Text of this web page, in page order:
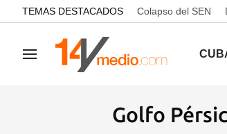
common.go-to-content
TEMAS DESTACADOS Colapso del SEN
Navegación
Golfo